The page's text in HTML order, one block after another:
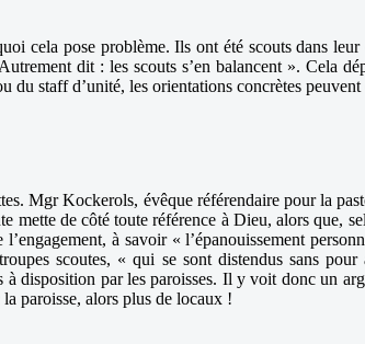
cela pose problème. Ils ont été scouts dans
dit : les scouts s’en balancent ». Cela
staff d’unité, les orientations concrètes peuvent
Mgr Kockerols, évêque référendaire pour la
de côté toute référence à Dieu, alors que,
à savoir « l’épanouissement
scoutes, « qui se sont distendus sans
à disposition par les paroisses. Il y voit donc un
paroisse, alors plus de locaux !